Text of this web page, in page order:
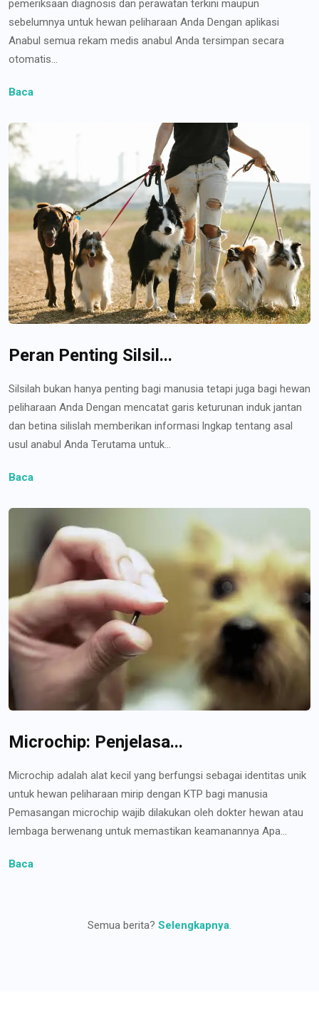
pemeriksaan diagnosis dan perawatan terkini maupun
sebelumnya untuk hewan peliharaan Anda Dengan aplikasi
Anabul semua rekam medis anabul Anda tersimpan secara
otomatis...
Baca
Peran Penting Silsil...
Silsilah bukan hanya penting bagi manusia tetapi juga bagi hewan
peliharaan Anda Dengan mencatat garis keturunan induk jantan
dan betina silislah memberikan informasi lngkap tentang asal
usul anabul Anda Terutama untuk...
Baca
Microchip: Penjelasa...
Microchip adalah alat kecil yang berfungsi sebagai identitas unik
untuk hewan peliharaan mirip dengan KTP bagi manusia
Pemasangan microchip wajib dilakukan oleh dokter hewan atau
lembaga berwenang untuk memastikan keamanannya Apa...
Baca
Semua berita? Selengkapnya